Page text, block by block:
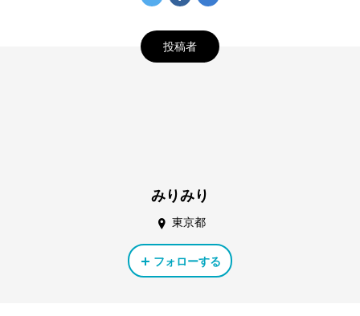
投稿者
みりみり
東京都
フォローする